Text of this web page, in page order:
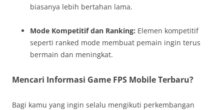
biasanya lebih bertahan lama.
Mode Kompetitif dan Ranking: Elemen kompetitif
seperti ranked mode membuat pemain ingin terus
bermain dan meningkat.
Mencari Informasi Game FPS Mobile Terbaru?
Bagi kamu yang ingin selalu mengikuti perkembangan